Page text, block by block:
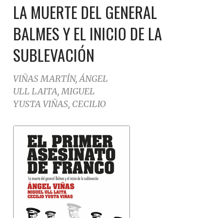
LA MUERTE DEL GENERAL
BALMES Y EL INICIO DE LA
SUBLEVACIÓN
VIÑAS MARTÍN, ÁNGEL
ULL LAITA, MIGUEL
YUSTA VIÑAS, CECILIO